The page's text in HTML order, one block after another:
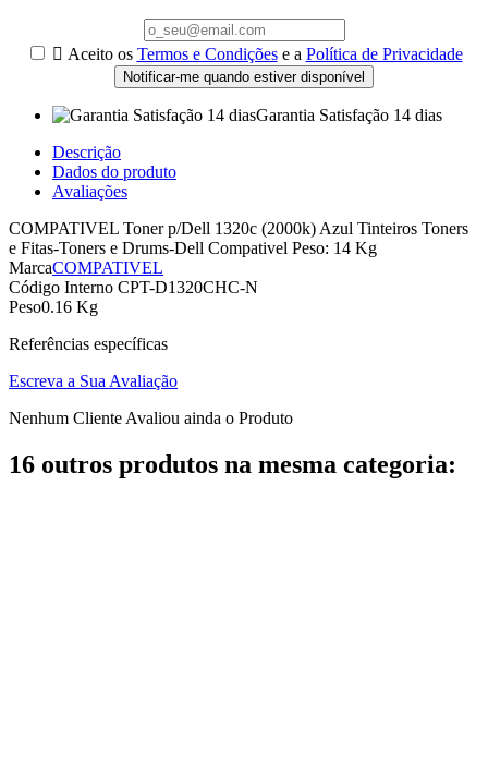
 Aceito os Termos e Condiçõese a Política de Privacidade
Notificar-me quando estiver disponível
Garantia Satisfação 14 dias
Descrição
Dados do produto
Avaliações
COMPATIVEL Toner p/Dell 1320c (2000k) Azul Tinteiros Toners
e Fitas-Toners e Drums-Dell Compativel Peso: 14 Kg
MarcaCOMPATIVEL
Código Interno CPT-D1320CHC-N
Peso0.16 Kg
Referências específicas
Escreva a Sua Avaliação
Nenhum Cliente Avaliou ainda o Produto
16 outros produtos na mesma categoria: